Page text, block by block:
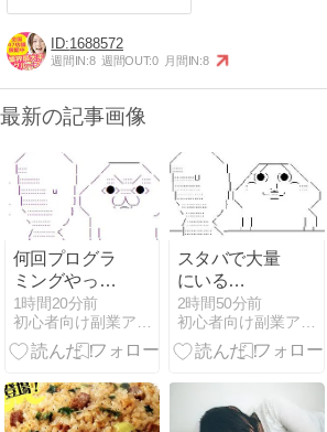
1688572
週間IN:8 週間OUT:0 月間IN:8
最新の記事画像
何回プログラ
ミングやって
もi++が頭に入
ってこないん
だが
1時間20分前
初心者向け副業アフィリエイト情報館 InfoShop
スタバで大量
にいる
MacBookいじ
ってるやつっ
て何やってん
2時間50分前
初心者向け副業アフィリエイト情報館 InfoShop